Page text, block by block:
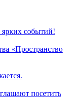
ярких событий!
«Пространство
посетить